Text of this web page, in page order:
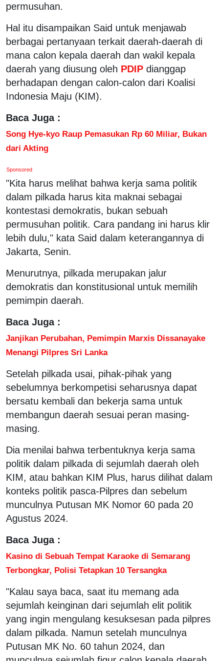
permusuhan.
Hal itu disampaikan Said untuk menjawab
berbagai pertanyaan terkait daerah-daerah di
mana calon kepala daerah dan wakil kepala
daerah yang diusung oleh PDIP dianggap
berhadapan dengan calon-calon dari Koalisi
Indonesia Maju (KIM).
Baca Juga :
Song Hye-kyo Raup Pemasukan Rp 60 Miliar, Bukan
dari Akting
Sponsored
"Kita harus melihat bahwa kerja sama politik
dalam pilkada harus kita maknai sebagai
kontestasi demokratis, bukan sebuah
permusuhan politik. Cara pandang ini harus klir
lebih dulu," kata Said dalam keterangannya di
Jakarta, Senin.
Menurutnya, pilkada merupakan jalur
demokratis dan konstitusional untuk memilih
pemimpin daerah.
Baca Juga :
Janjikan Perubahan, Pemimpin Marxis Dissanayake
Menangi Pilpres Sri Lanka
Setelah pilkada usai, pihak-pihak yang
sebelumnya berkompetisi seharusnya dapat
bersatu kembali dan bekerja sama untuk
membangun daerah sesuai peran masing-
masing.
Dia menilai bahwa terbentuknya kerja sama
politik dalam pilkada di sejumlah daerah oleh
KIM, atau bahkan KIM Plus, harus dilihat dalam
konteks politik pasca-Pilpres dan sebelum
munculnya Putusan MK Nomor 60 pada 20
Agustus 2024.
Baca Juga :
Kasino di Sebuah Tempat Karaoke di Semarang
Terbongkar, Polisi Tetapkan 10 Tersangka
"Kalau saya baca, saat itu memang ada
sejumlah keinginan dari sejumlah elit politik
yang ingin mengulang kesuksesan pada pilpres
dalam pilkada. Namun setelah munculnya
Putusan MK No. 60 tahun 2024, dan